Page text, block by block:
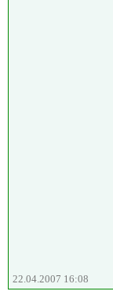
22.04.2007 16:08